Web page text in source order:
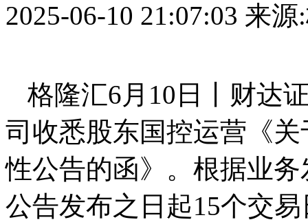
2025-06-10 21:07:03 来源
格隆汇6月10日丨财达
司收悉股东国控运营《
性公告的函》。根据业
公告发布之日起15个交